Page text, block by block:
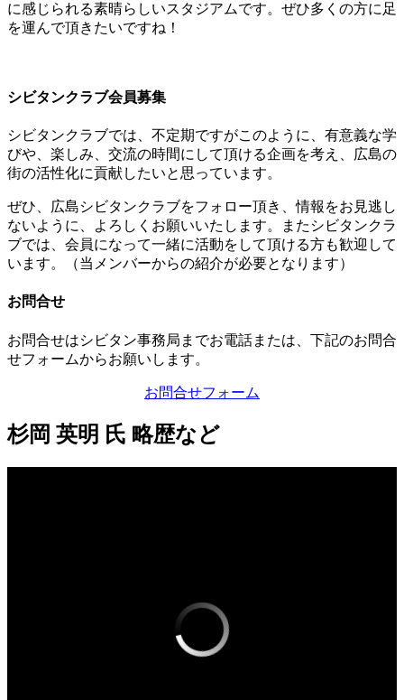
に感じられる素晴らしいスタジアムです。ぜひ多くの方に足
を運んで頂きたいですね！
シビタンクラブ会員募集
シビタンクラブでは、不定期ですがこのように、有意義な学
びや、楽しみ、交流の時間にして頂ける企画を考え、広島の
街の活性化に貢献したいと思っています。
ぜひ、広島シビタンクラブをフォロー頂き、情報をお見逃し
ないように、よろしくお願いいたします。またシビタンクラ
ブでは、会員になって一緒に活動をして頂ける方も歓迎して
います。（当メンバーからの紹介が必要となります）
お問合せ
お問合せはシビタン事務局までお電話または、下記のお問合
せフォームからお願いします。
お問合せフォーム
杉岡 英明 氏 略歴など